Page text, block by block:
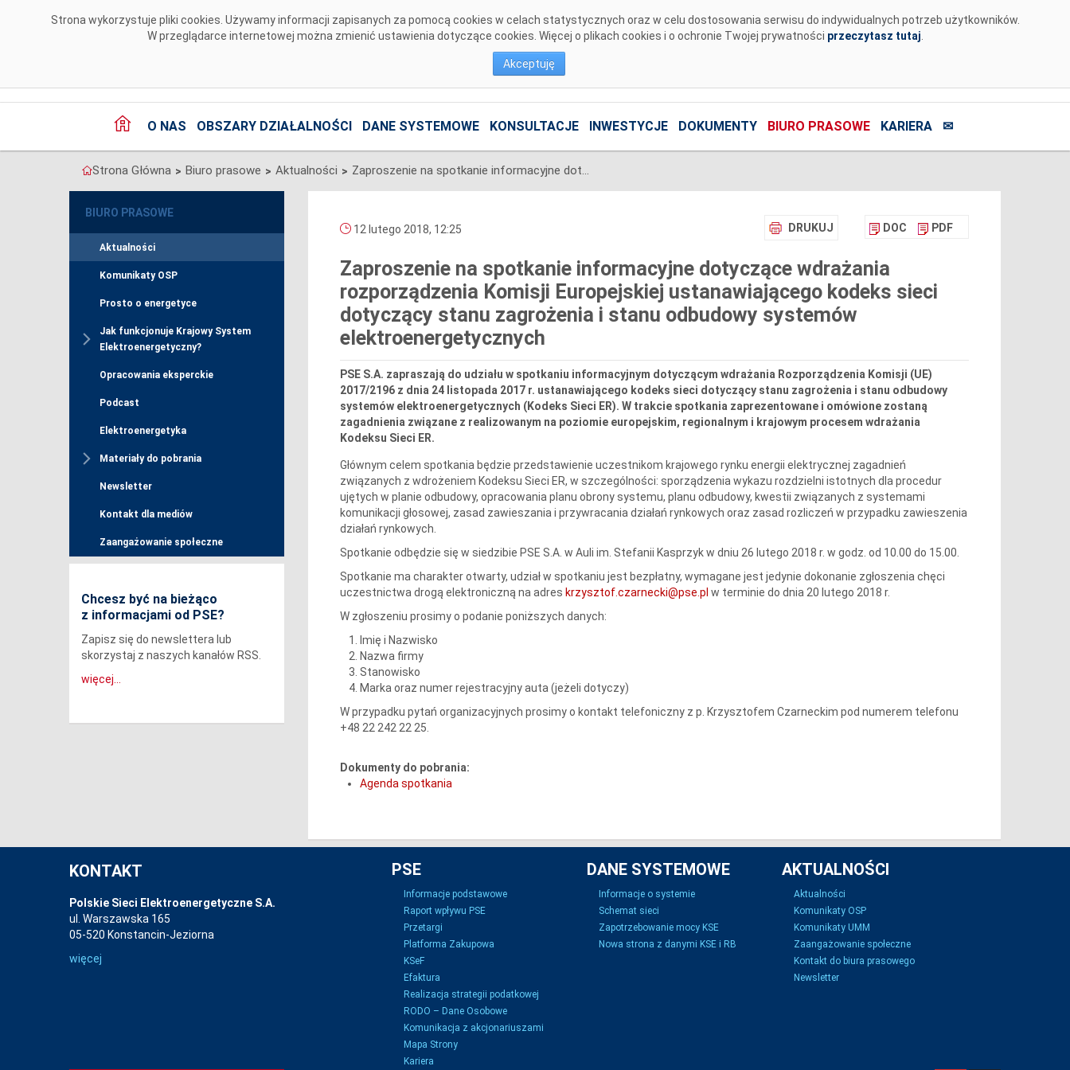
Strona wykorzystuje pliki cookies. Używamy informacji zapisanych za pomocą cookies w celach statystycznych oraz w celu dostosowania serwisu do indywidualnych potrzeb użytkowników.
W przeglądarce internetowej można zmienić ustawienia dotyczące cookies. Więcej o plikach cookies i o ochronie Twojej prywatności przeczytasz tutaj
Akceptuję
O NAS OBSZARY DZIAŁALNOŚCI DANE SYSTEMOWE KONSULTACJE INWESTYCJE DOKUMENTY BIURO PRASOWE KARIERA ✉
Strona Główna > Biuro prasowe > Aktualności > Zaproszenie na spotkanie informacyjne dotyczące wdrażania rozporządzenia Komisji Europejskiej ustanawiającego kodeks sieci dotyczący stanu zagrożenia i stanu odbudowy systemów elektroenergetycznych
BIURO PRASOWE
Aktualności
Komunikaty OSP
Prosto o energetyce
Jak funkcjonuje Krajowy System
Elektroenergetyczny?
Opracowania eksperckie
Podcast
Elektroenergetyka
Materiały do pobrania
Newsletter
Kontakt dla mediów
Zaangażowanie społeczne
Chcesz być na bieżąco
z informacjami od PSE?
Zapisz się do newslettera lub
skorzystaj z naszych kanałów RSS.
więcej...
DRUKUJ DOC PDF
12 lutego 2018, 12:25
Zaproszenie na spotkanie informacyjne dotyczące wdrażania
rozporządzenia Komisji Europejskiej ustanawiającego kodeks sieci
dotyczący stanu zagrożenia i stanu odbudowy systemów
elektroenergetycznych
PSE S.A. zapraszają do udziału w spotkaniu informacyjnym dotyczącym wdrażania Rozporządzenia Komisji (UE)
2017/2196 z dnia 24 listopada 2017 r. ustanawiającego kodeks sieci dotyczący stanu zagrożenia i stanu odbudowy
systemów elektroenergetycznych (Kodeks Sieci ER). W trakcie spotkania zaprezentowane i omówione zostaną
zagadnienia związane z realizowanym na poziomie europejskim, regionalnym i krajowym procesem wdrażania
Kodeksu Sieci ER.
Głównym celem spotkania będzie przedstawienie uczestnikom krajowego rynku energii elektrycznej zagadnień
związanych z wdrożeniem Kodeksu Sieci ER, w szczególności: sporządzenia wykazu rozdzielni istotnych dla procedur
ujętych w planie odbudowy, opracowania planu obrony systemu, planu odbudowy, kwestii związanych z systemami
komunikacji głosowej, zasad zawieszania i przywracania działań rynkowych oraz zasad rozliczeń w przypadku zawieszenia
działań rynkowych.
Spotkanie odbędzie się w siedzibie PSE S.A. w Auli im. Stefanii Kasprzyk w dniu 26 lutego 2018 r. w godz. od 10.00 do 15.00.
Spotkanie ma charakter otwarty, udział w spotkaniu jest bezpłatny, wymagane jest jedynie dokonanie zgłoszenia chęci
uczestnictwa drogą elektroniczną na adres krzysztof.czarnecki@pse.pl w terminie do dnia 20 lutego 2018 r.
W zgłoszeniu prosimy o podanie poniższych danych:
Imię i Nazwisko
Nazwa firmy
Stanowisko
Marka oraz numer rejestracyjny auta (jeżeli dotyczy)
W przypadku pytań organizacyjnych prosimy o kontakt telefoniczny z p. Krzysztofem Czarneckim pod numerem telefonu
+48 22 242 22 25.
Dokumenty do pobrania:
Agenda spotkania
KONTAKT
Polskie Sieci Elektroenergetyczne S.A.
ul. Warszawska 165
05-520 Konstancin-Jeziorna
więcej
PSE
Informacje podstawowe
Raport wpływu PSE
Przetargi
Platforma Zakupowa
KSeF
Efaktura
Realizacja strategii podatkowej
RODO – Dane Osobowe
Komunikacja z akcjonariuszami
Mapa Strony
Kariera
DANE SYSTEMOWE
Informacje o systemie
Schemat sieci
Zapotrzebowanie mocy KSE
Nowa strona z danymi KSE i RB
AKTUALNOŚCI
Aktualności
Komunikaty OSP
Komunikaty UMM
Zaangażowanie społeczne
Kontakt do biura prasowego
Newsletter